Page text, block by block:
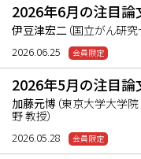
2026年6月の注目論
伊豆津宏二 （国立がん研
2026.06.25
2026年5月の注目論
加藤元博 （東京大学大学
野 教授）
2026.05.28